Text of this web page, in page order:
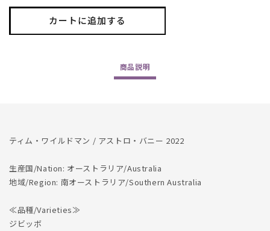
/
Bunny
す
/
Astro
Bunny
す
カートに追加する
商品説明
ティム・ワイルドマン / アストロ・バニー 2022
生産国/Nation: オーストラリア/Australia
地域/Region: 南オーストラリア/Southern Australia
≪品種/Varieties≫
ジビッボ